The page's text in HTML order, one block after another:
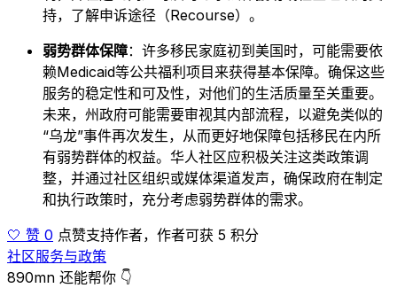
持，了解申诉途径（Recourse）。
弱势群体保障：许多移民家庭初到美国时，可能需要依
赖Medicaid等公共福利项目来获得基本保障。确保这些
服务的稳定性和可及性，对他们的生活质量至关重要。
未来，州政府可能需要审视其内部流程，以避免类似的
“乌龙”事件再次发生，从而更好地保障包括移民在内所
有弱势群体的权益。华人社区应积极关注这类政策调
整，并通过社区组织或媒体渠道发声，确保政府在制定
和执行政策时，充分考虑弱势群体的需求。
🤍 赞 0 点赞支持作者，作者可获 5 积分
社区服务与政策
890mn 还能帮你 👇